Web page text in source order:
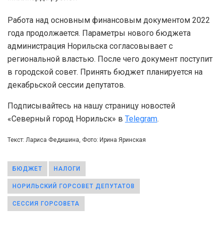
Работа над основным финансовым документом 2022
года продолжается. Параметры нового бюджета
администрация Норильска согласовывает с
региональной властью. После чего документ поступит
в городской совет. Принять бюджет планируется на
декабрьской сессии депутатов.
Подписывайтесь на нашу страницу новостей
«Северный город Норильск» в Telegram.
Текст: Лариса Федишина, Фото: Ирина Яринская
БЮДЖЕТ НАЛОГИ
НОРИЛЬСКИЙ ГОРСОВЕТ ДЕПУТАТОВ
СЕССИЯ ГОРСОВЕТА